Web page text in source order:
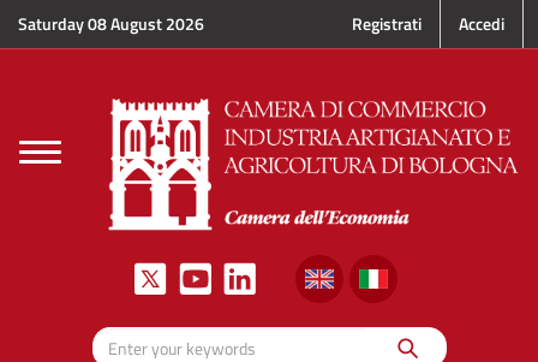
Saturday 08 August 2026 Registrati Accedi
Toggle
navigation
Search